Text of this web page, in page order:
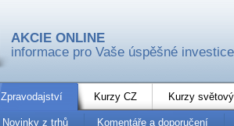
AKCIE ONLINE
informace pro Vaše úspěšné investice
Zpravodajství Kurzy CZ Kurzy
Novinky z trhů Komentáře a doporučení